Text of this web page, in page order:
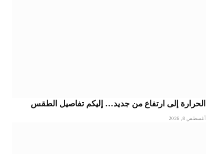
الحرارة إلى ارتفاع من جديد… إليكم تفاصيل الطقس
أغسطس 8, 2026